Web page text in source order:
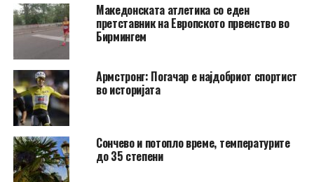
Македонската атлетика со еден
претставник на Европското првенство во
Бирмингем
Армстронг: Погачар е најдобриот спортист
во историјата
Сончево и потопло време, температурите
до 35 степени